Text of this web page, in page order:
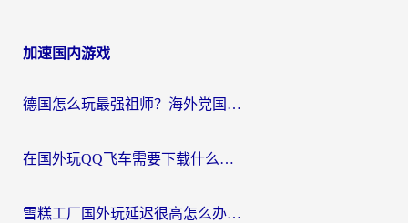
加速国内游戏
德国怎么玩最强祖师？海外党国服游戏加速器选择全攻略（附宝可梦Online实测）
在国外玩QQ飞车需要下载什么加速器呢？海外党亲测有效的国服游戏加速指南
雪糕工厂国外玩延迟很高怎么办？海外玩家国服游戏加速终极攻略（附实测推荐）